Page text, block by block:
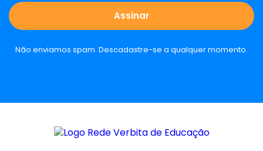
Não enviamos spam. Descadastre-se a qualquer momento.